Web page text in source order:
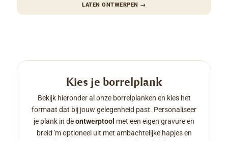
LATEN ONTWERPEN →
Kies je borrelplank
Bekijk hieronder al onze borrelplanken en kies het
formaat dat bij jouw gelegenheid past. Personaliseer
je plank in deontwerptool met een eigen gravure en
breid 'm optioneel uit met ambachtelijke hapjes en